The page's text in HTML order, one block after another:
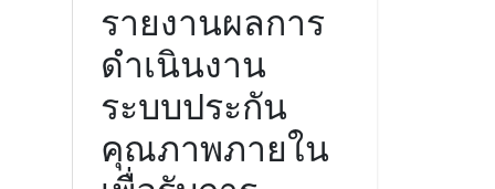
รายงานผลการ
ดำเนินงาน
ระบบประกัน
คุณภาพภายใน